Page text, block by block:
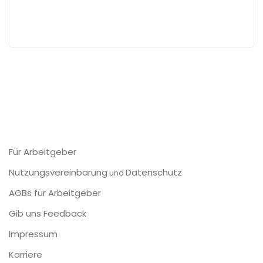
Für Arbeitgeber
Nutzungsvereinbarung und Datenschutz
AGBs für Arbeitgeber
Gib uns Feedback
Impressum
Karriere